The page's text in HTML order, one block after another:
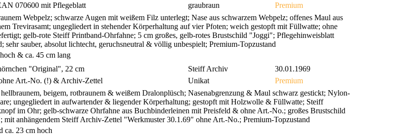
070600 mit Pflegeblatt graubraun
Premium
Webpelz; schwarze Augen mit weißem Filz unterlegt; Nase aus schwarzem Webpelz; offenes Maul aus
Trevirasamt; ungegliedert in stehender Körperhaltung auf vier Pfoten; weich gestopft mit Füllwatte; ohne
gelb-rote Steiff Printband-Ohrfahne; 5 cm großes, gelb-rotes Brustschild "Joggi"; Pflegehinweisblatt
sehr sauber, absolut lichtecht, geruchsneutral & völlig unbespielt; Premium-Topzustand
& ca. 45 cm lang
"Original", 22 cm Steiff Archiv
30.01.1969
Art.-No. (!) & Archiv-Zettel Unikat
Premium
hellbraunem, beigem, rotbraunem & weißem Dralonplüsch; Nasenabgrenzung & Maul schwarz gestickt; Nylon-
ungegliedert in aufwartender & liegender Körperhaltung; gestopft mit Holzwolle & Füllwatte; Steiff
im Ohr; gelb-schwarze Ohrfahne aus Buchbinderleinen mit Preisfeld & ohne Art.-No.; großes Brustschild
mit anhängendem Steiff Archiv-Zettel "Werkmuster 30.1.69" ohne Art.-No.; Premium-Topzustand
ca. 23 cm hoch